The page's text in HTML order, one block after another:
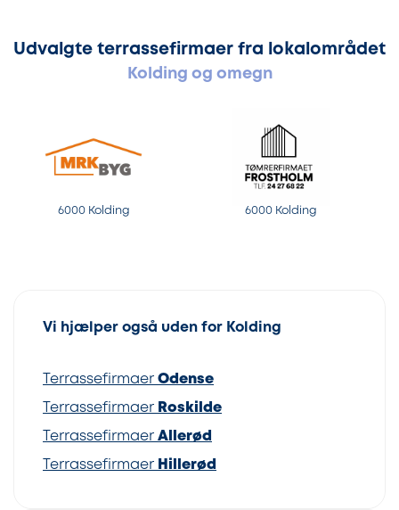
Udvalgte terrassefirmaer fra lokalområdet
Kolding og omegn
6000 Kolding 6000 Kolding
Vi hjælper også uden for Kolding
Terrassefirmaer Odense
Terrassefirmaer Roskilde
Terrassefirmaer Allerød
Terrassefirmaer Hillerød